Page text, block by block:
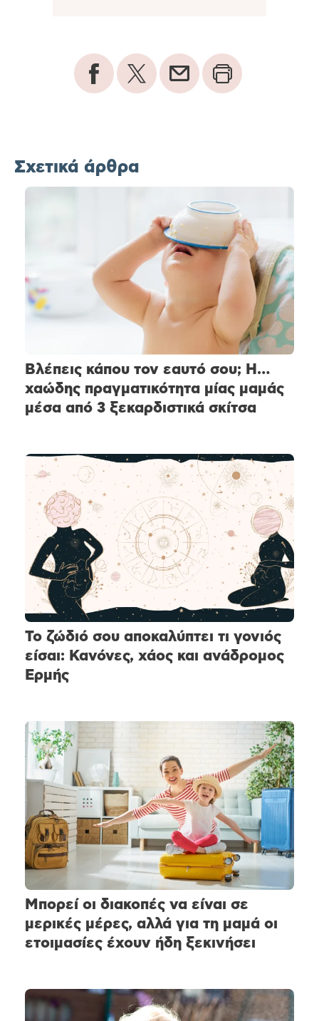
Σχετικά άρθρα
Βλέπεις κάπου τον εαυτό σου; Η…
χαώδης πραγματικότητα μίας μαμάς
μέσα από 3 ξεκαρδιστικά σκίτσα
Το ζώδιό σου αποκαλύπτει τι γονιός
είσαι: Κανόνες, χάος και ανάδρομος
Ερμής
Μπορεί οι διακοπές να είναι σε
μερικές μέρες, αλλά για τη μαμά οι
ετοιμασίες έχουν ήδη ξεκινήσει